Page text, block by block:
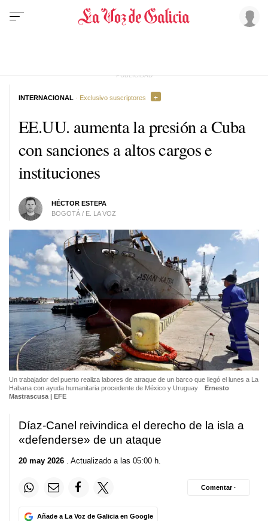
EE.UU. aumenta la presión a Cuba
con sanciones a altos cargos e
instituciones
HÉCTOR ESTEPA
BOGOTÁ / E. LA VOZ
INTERNACIONAL · Exclusivo suscriptores
Un trabajador del puerto realiza labores de atraque de un barco que llegó el lunes a La
Habana con ayuda humanitaria procedente de México y Uruguay
Ernesto
Mastrascusa | EFE
Díaz-Canel reivindica el derecho de la isla a
«defenderse» de un ataque
20 may 2026 . Actualizado a las 05:00 h.
Añade a La Voz de Galicia en Google
Comentar ·